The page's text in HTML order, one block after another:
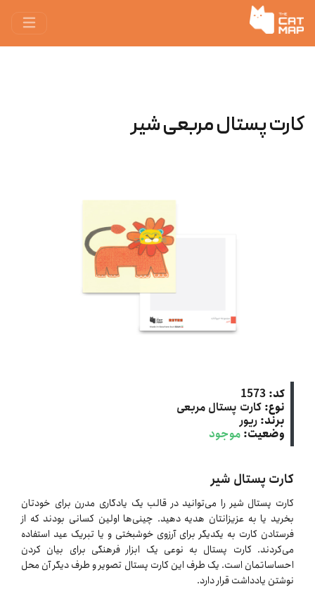
کارت پستال مربعی شیر
کد: 1573
نوع: کارت پستال مربعی
برند: ریور
وضعیت: موجود
کارت پستال شیر
کارت پستال شیر را می‌توانید در قالب یک یادگاری مدرن برای خودتان
بخرید یا به عزیزانتان هدیه دهید. چینی‌ها اولین کسانی بودند که از
فرستادن کارت به یکدیگر برای آرزوی خوشبختی و یا تبریک عید استفاده
می‌کردند. کارت پستال به نوعی یک ابزار فرهنگی برای بیان کردن
احساساتمان است. یک طرف این کارت پستال تصویر و طرف دیگر آن محل
نوشتن یادداشت قرار دارد.